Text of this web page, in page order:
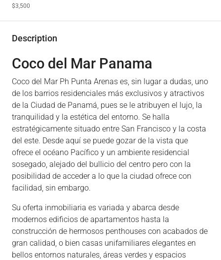
$3,500
Description
Coco del Mar Panama
Coco del Mar Ph Punta Arenas es, sin lugar a dudas, uno
de los barrios residenciales más exclusivos y atractivos
de la Ciudad de Panamá, pues se le atribuyen el lujo, la
tranquilidad y la estética del entorno. Se halla
estratégicamente situado entre San Francisco y la costa
del este. Desde aquí se puede gozar de la vista que
ofrece el océano Pacífico y un ambiente residencial
sosegado, alejado del bullicio del centro pero con la
posibilidad de acceder a lo que la ciudad ofrece con
facilidad, sin embargo.
Su oferta inmobiliaria es variada y abarca desde
modernos edificios de apartamentos hasta la
construcción de hermosos penthouses con acabados de
gran calidad, o bien casas unifamiliares elegantes en
bellos entornos naturales, áreas verdes y espacios